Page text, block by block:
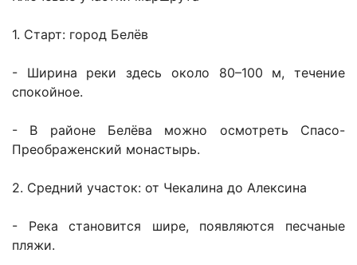
1. Старт: город Белёв
- Ширина реки здесь около 80–100 м, течение
спокойное.
- В районе Белёва можно осмотреть Спасо-
Преображенский монастырь.
2. Средний участок: от Чекалина до Алексина
- Река становится шире, появляются песчаные
пляжи.